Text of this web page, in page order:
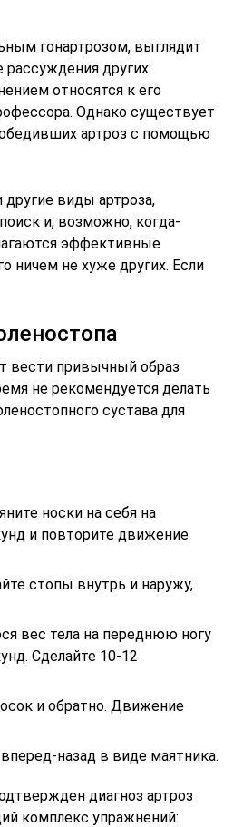
гонартрозом, выглядит
других
относятся к его
Однако существует
артроз с помощью
виды артроза,
и, возможно, когда-
эффективные
ничем не хуже других. Если
вести привычный образ
не рекомендуется делать
сустава для
носки на себя на
и повторите движение
стопы внутрь и наружу,
вес тела на переднюю ногу
Сделайте 10-12
и обратно. Движение
назад в виде маятника.
диагноз артроз
комплекс упражнений: